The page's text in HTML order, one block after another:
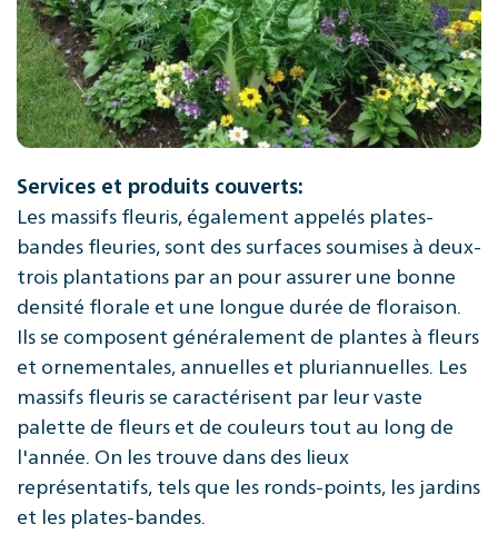
Services et produits couverts:
Les massifs fleuris, également appelés plates-
bandes fleuries, sont des surfaces soumises à deux-
trois plantations par an pour assurer une bonne
densité florale et une longue durée de floraison.
Ils se composent généralement de plantes à fleurs
et ornementales, annuelles et pluriannuelles. Les
massifs fleuris se caractérisent par leur vaste
palette de fleurs et de couleurs tout au long de
l'année. On les trouve dans des lieux
représentatifs, tels que les ronds-points, les jardins
et les plates-bandes.